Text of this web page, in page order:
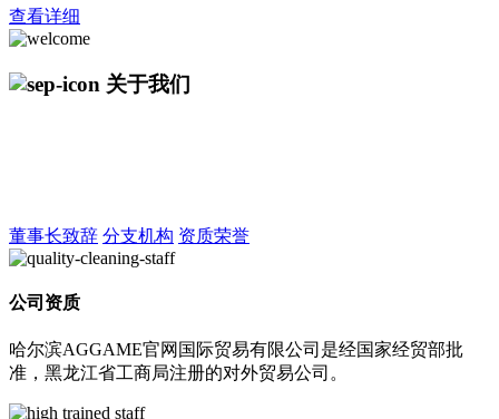
查看详细
关于我们
董事长致辞 分支机构 资质荣誉
公司资质
哈尔滨AGGAME官网国际贸易有限公司是经国家经贸部批
准，黑龙江省工商局注册的对外贸易公司。